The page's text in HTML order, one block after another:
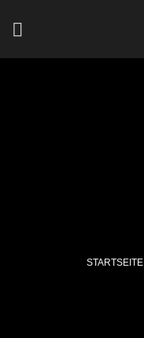
Inhalt
STARTSEITE